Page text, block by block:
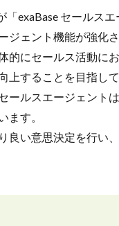
「exaBase セールス
ジェント機能が強化
的にセールス活動に
上することを目指して
ールスエージェント
ます。
良い意思決定を行い